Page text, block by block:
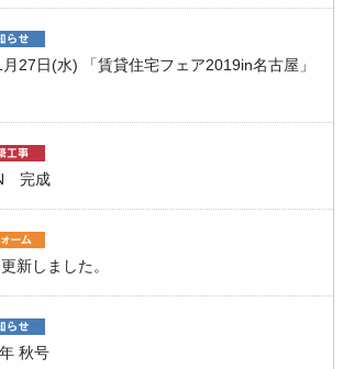
27日(水) 「賃貸住宅フェア2019in名古屋」
完成
新しました。
秋号